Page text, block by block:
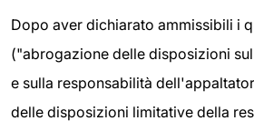
Dopo aver dichiarato ammissibili i
("abrogazione delle disposizioni
e sulla responsabilità
delle disposizioni limitative della